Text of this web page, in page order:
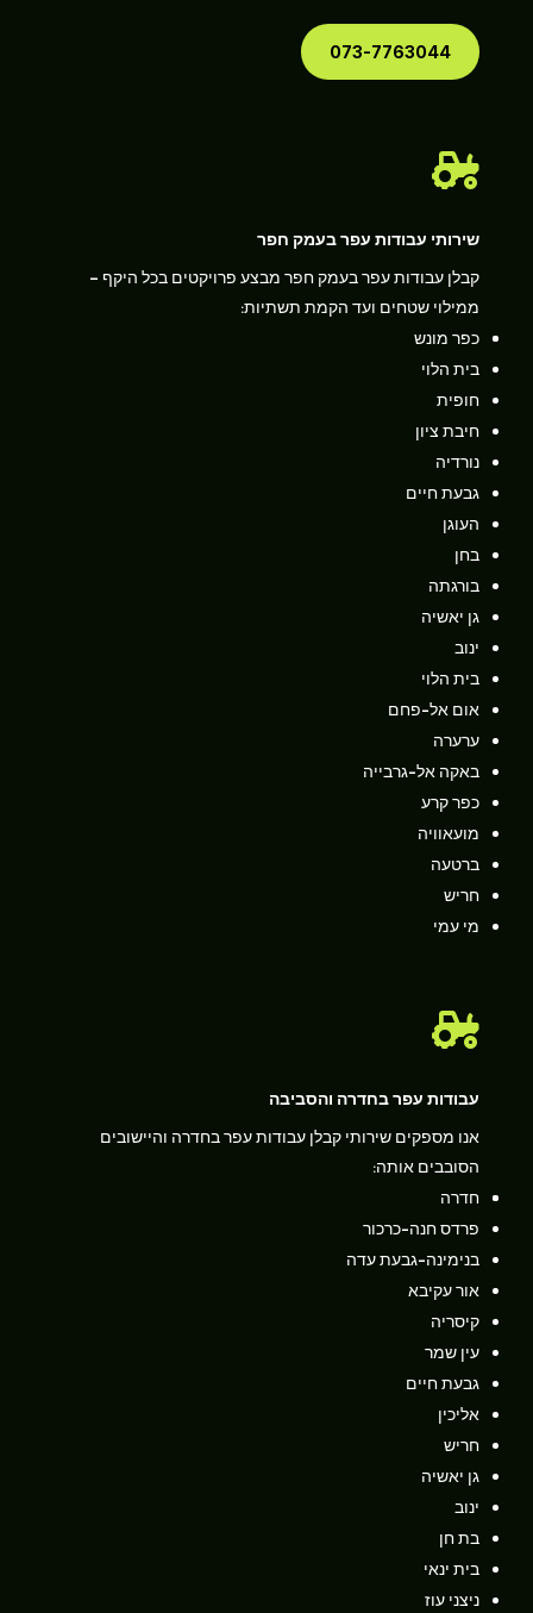
073-7763044

שירותי עבודות עפר בעמק חפר
קבלן עבודות עפר בעמק חפר מבצע פרויקטים בכל היקף –
ממילוי שטחים ועד הקמת תשתיות:
כפר מונש
בית הלוי
חופית
חיבת ציון
נורדיה
גבעת חיים
העוגן
בחן
בורגתה
גן יאשיה
ינוב
בית הלוי
אום אל-פחם
ערערה
באקה אל-גרבייה
כפר קרע
מועאוויה
ברטעה
חריש
מי עמי

עבודות עפר בחדרה והסביבה
אנו מספקים שירותי קבלן עבודות עפר בחדרה והיישובים
הסובבים אותה:
חדרה
פרדס חנה-כרכור
בנימינה-גבעת עדה
אור עקיבא
קיסריה
עין שמר
גבעת חיים
אליכין
חריש
גן יאשיה
ינוב
בת חן
בית ינאי
ניצני עוז